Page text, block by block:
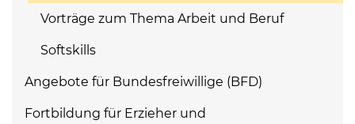
Vorträge zum Thema Arbeit und Beruf
Softskills
Angebote für Bundesfreiwillige (BFD)
Fortbildung für Erzieher und